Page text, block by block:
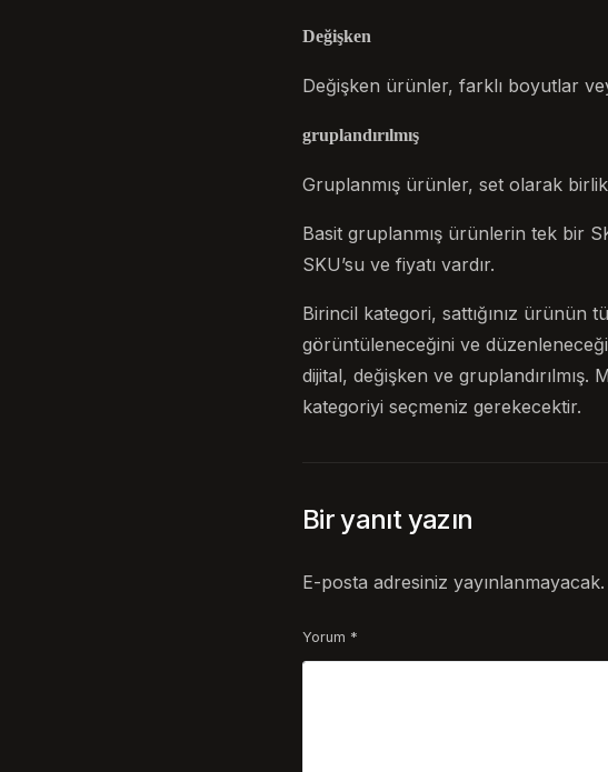
Değişken
Değişken ürünler, farklı boyutlar
gruplandırılmış
Gruplanmış ürünler, set olarak
Basit gruplanmış ürünlerin tek bir
SKU’su ve fiyatı vardır.
Birincil kategori, sattığınız ürünün
görüntüleneceğini ve
dijital, değişken ve gruplandırılmış.
kategoriyi seçmeniz gerekecektir.
Bir yanıt yazın
E-posta adresiniz yayınlanmayacak.
Yorum *